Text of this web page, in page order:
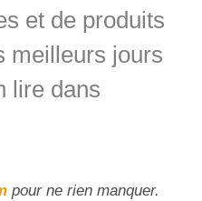
et de produits
meilleurs jours
lire dans
pour ne rien manquer.